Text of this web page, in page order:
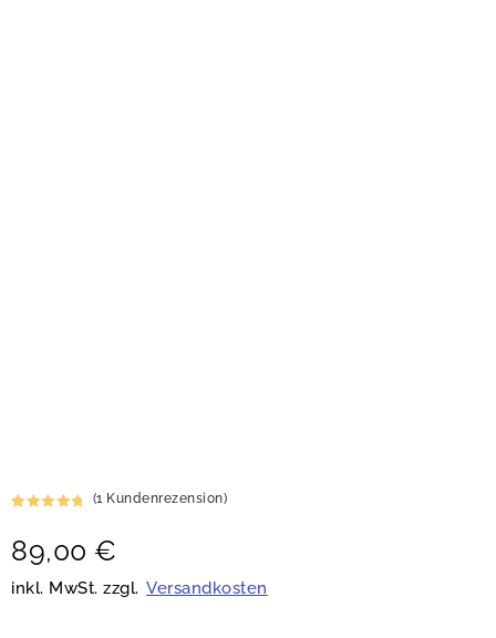
mit
von 5,
basierend
(1 Kundenrezension)
89,00 €
inkl. MwSt. zzgl. Versandkosten